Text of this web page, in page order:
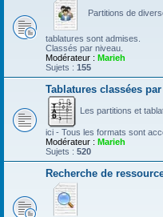
Partitions de
tablatures sont admises.
Classés par niveau.
Modérateur : Marieh
Sujets : 155
Tablatures classées
Les partitions et
ici - Tous les formats sont
Modérateur : Marieh
Sujets : 520
Recherche de